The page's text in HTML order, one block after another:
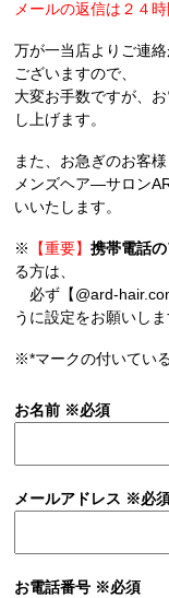
メールの返信は２４
万が一当店よりご連
ございますので、
大変お手数ですが、
し上げます。
また、お急ぎのお客
メンズヘア―サロン
いいたします。
※ 【重要】携帯電話
る方は、
必ず【@ard-
うに設定をお願いしま
※*マークの付いてい
お名前 ※必須
メールアドレス ※必
お電話番号 ※必須